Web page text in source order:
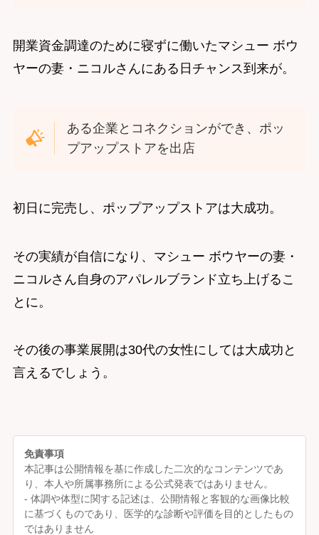
開業資金調達のために寝ずに働いたマシュー ボウ
ヤーの妻・ニコルさんにある日チャンス到来が。
ある企業とコネクションができ、ポッ
プアップストアを出店
初日に完売し、ポップアップストアは大成功。
その実績が自信になり、マシュー ボウヤーの妻・
ニコルさん自身のアパレルブランド立ち上げるこ
とに。
その後の事業展開は30代の女性にしては大成功と
言えるでしょう。
免責事項
本記事は公開情報を基に作成した二次的なコンテンツであ
り、本人や所属事務所による公式発表ではありません。
- 体調や体型に関する記述は、公開情報と客観的な画像比較
に基づくものであり、医学的な診断や評価を目的としたもの
ではありません